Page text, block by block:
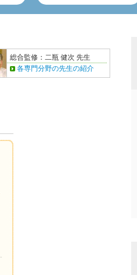
総合監修：二瓶 健次 先生
各専門分野の先生の紹介